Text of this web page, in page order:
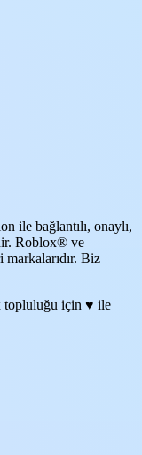
ile bağlantılı, onaylı,
Roblox® ve
Biz
topluluğu için ♥ ile